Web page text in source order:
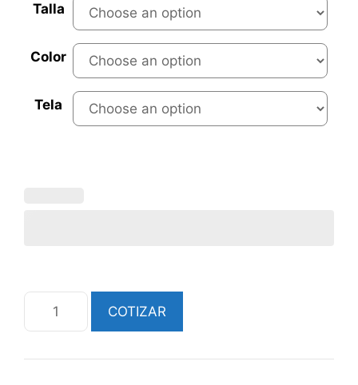
Talla
Color
Tela
CHAQUETA
FRANELA
(MODELO
COTIZAR